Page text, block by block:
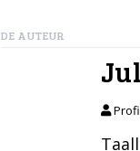
DE AUTEUR